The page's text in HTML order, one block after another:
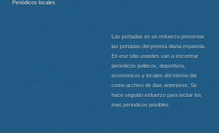
Periódicos locales
Las portadas es un esfuerzo presentar
las portadas del prensa diaria espanola.
En ese sitio ustedes van a encontrar
periodicos politicos, deportivos,
economicos y locales del mismo dia
como archivo de dias anteriores. Se
hace seguido esfuerzo para incluir los
mas periodicos posibles.